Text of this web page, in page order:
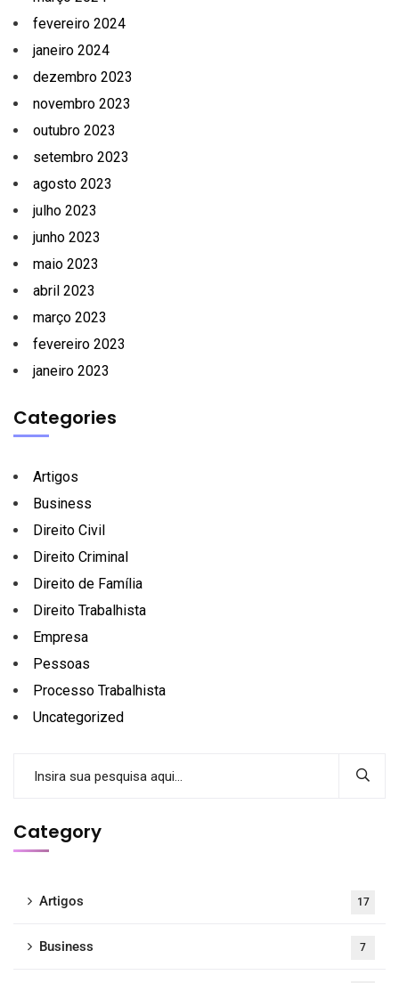
fevereiro 2024
janeiro 2024
dezembro 2023
novembro 2023
outubro 2023
setembro 2023
agosto 2023
julho 2023
junho 2023
maio 2023
abril 2023
março 2023
fevereiro 2023
janeiro 2023
Categories
Artigos
Business
Direito Civil
Direito Criminal
Direito de Família
Direito Trabalhista
Empresa
Pessoas
Processo Trabalhista
Uncategorized
Category
Artigos 17
Business 7